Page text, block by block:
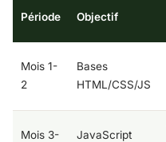
Période Objectif
Mois 1-
2
Bases
HTML/CSS/JS
Mois 3-
JavaScript